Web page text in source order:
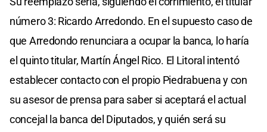
número 3: Ricardo Arredondo. En el supuesto caso de
que Arredondo renunciara a ocupar la banca, lo haría
el quinto titular, Martín Ángel Rico. El Litoral intentó
establecer contacto con el propio Piedrabuena y con
su asesor de prensa para saber si aceptará el actual
concejal la banca del Diputados, y quién será su